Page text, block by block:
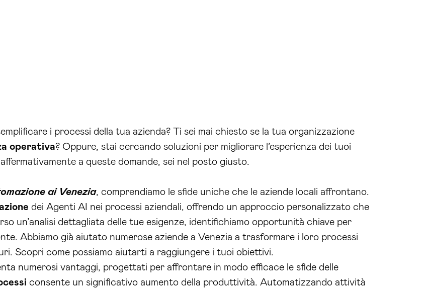
i processi della tua azienda? Ti sei mai chiesto se la tua organizzazione
operativa? Oppure, stai cercando soluzioni per migliorare l’esperienza dei tuoi
a queste domande, sei nel posto giusto.
ai Venezia, comprendiamo le sfide uniche che le aziende locali affrontano.
dei Agenti AI nei processi aziendali, offrendo un approccio personalizzato che
un’analisi dettagliata delle tue esigenze, identifichiamo opportunità chiave per
Abbiamo già aiutato numerose aziende a Venezia a trasformare i loro processi
Scopri come possiamo aiutarti a raggiungere i tuoi obiettivi.
numerosi vantaggi, progettati per affrontare in modo efficace le sfide delle
consente un significativo aumento della produttività. Automatizzando attività